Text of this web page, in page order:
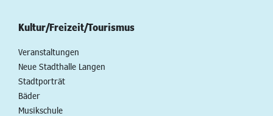
Kultur/Freizeit/Tourismus
Veranstaltungen
Neue Stadthalle Langen
Stadtporträt
Bäder
Musikschule